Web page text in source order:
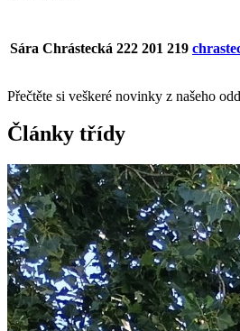
Sára Chrástecká 222 201 219
Přečtěte si veškeré novinky z našeho
Články třídy